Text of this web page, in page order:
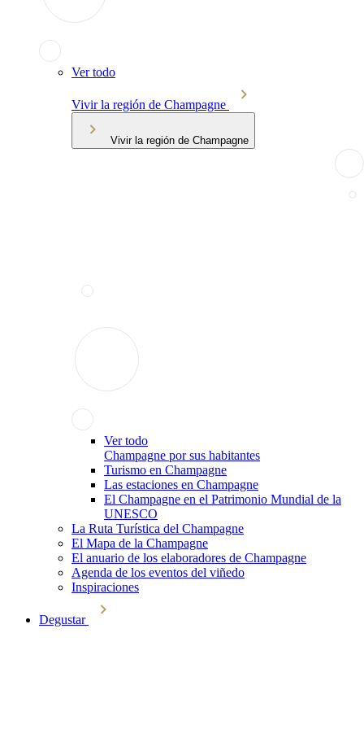
Ver todo
Vivir la región de Champagne
Vivir la región de Champagne
Ver todo
Champagne por sus habitantes
Turismo en Champagne
Las estaciones en Champagne
El Champagne en el Patrimonio Mundial de la
UNESCO
La Ruta Turística del Champagne
El Mapa de la Champagne
El anuario de los elaboradores de Champagne
Agenda de los eventos del viñedo
Inspiraciones
Degustar